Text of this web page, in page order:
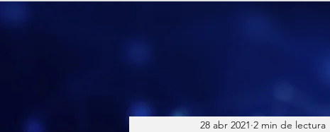
28 abr 2021 2 min de lectura